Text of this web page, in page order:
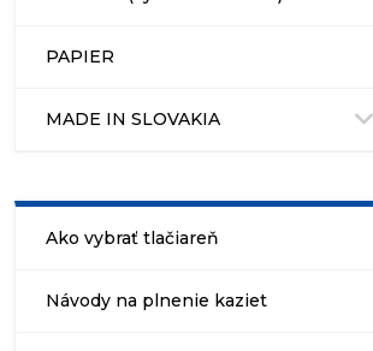
PAPIER
MADE IN SLOVAKIA
Ako vybrať tlačiareň
Návody na plnenie kaziet